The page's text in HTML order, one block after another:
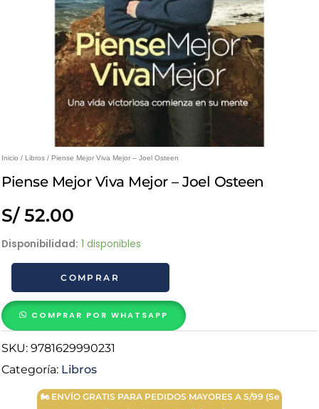
Inicio / Libros / Piense Mejor Viva Mejor – Joel Osteen
Piense Mejor Viva Mejor – Joel Osteen
S/52.00
Disponibilidad: 1 disponibles
Piense
Mejor
Mejor
-
Joel
Osteen
cantidad
COMPRAR
COMPRAR POR WHATSAPP
SKU: 9781629990231
Categoría: Libros
🏍 ENVÍO GRATIS PARA PEDIDOS MAYORES A S/99 (Se